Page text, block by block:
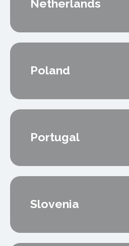
Netherlands
Poland
Portugal
Slovenia